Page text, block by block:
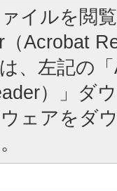
イルを閲
（Acrobat
、左記の
）」ダ
ェアをダ